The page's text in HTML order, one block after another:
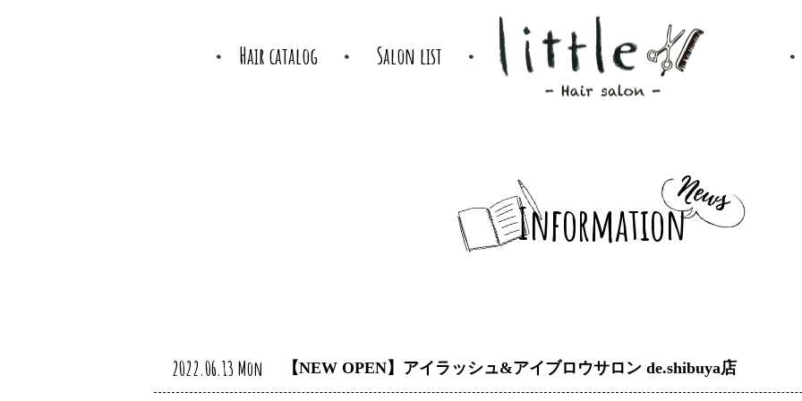
Hair catalog Salon list
Information
2022.06.13 Mon 【NEW OPEN】アイラッシュ&アイブロウサロン de.shibuya店